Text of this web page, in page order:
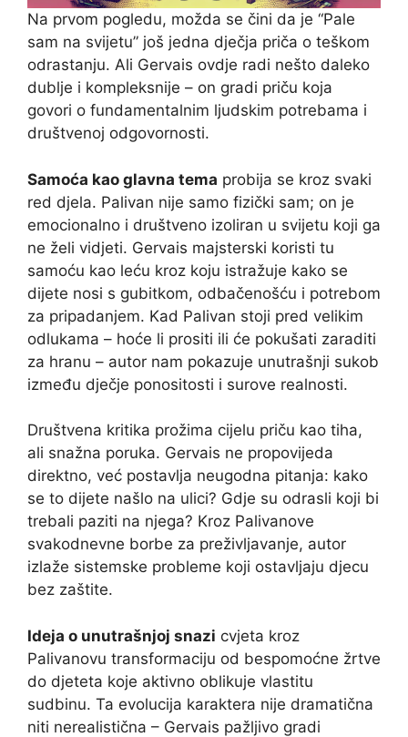
Na prvom pogledu, možda se čini da je “Pale
sam na svijetu” još jedna dječja priča o teškom
odrastanju. Ali Gervais ovdje radi nešto daleko
dublje i kompleksnije – on gradi priču koja
govori o fundamentalnim ljudskim potrebama i
društvenoj odgovornosti.
Samoća kao glavna tema probija se kroz svaki
red djela. Palivan nije samo fizički sam; on je
emocionalno i društveno izoliran u svijetu koji ga
ne želi vidjeti. Gervais majsterski koristi tu
samoću kao leću kroz koju istražuje kako se
dijete nosi s gubitkom, odbačenošću i potrebom
za pripadanjem. Kad Palivan stoji pred velikim
odlukama – hoće li prositi ili će pokušati zaraditi
za hranu – autor nam pokazuje unutrašnji sukob
između dječje ponositosti i surove realnosti.
Društvena kritika prožima cijelu priču kao tiha,
ali snažna poruka. Gervais ne propovijeda
direktno, već postavlja neugodna pitanja: kako
se to dijete našlo na ulici? Gdje su odrasli koji bi
trebali paziti na njega? Kroz Palivanove
svakodnevne borbe za preživljavanje, autor
izlaže sistemske probleme koji ostavljaju djecu
bez zaštite.
Ideja o unutrašnjoj snazi cvjeta kroz
Palivanovu transformaciju od bespomoćne žrtve
do djeteta koje aktivno oblikuje vlastitu
sudbinu. Ta evolucija karaktera nije dramatična
niti nerealistična – Gervais pažljivo gradi